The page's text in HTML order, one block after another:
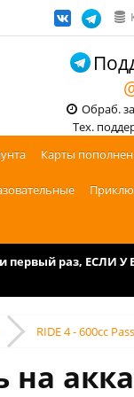
Обраб.
Тех.
Карты
первый раз, ЕСЛИ
RIDE 4 - 600cc
на